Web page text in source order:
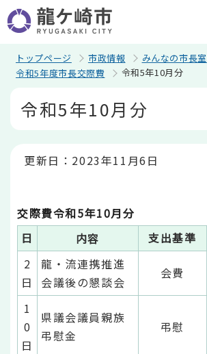
の
ペ
トップページ 市政情報 みんなの市長室
令和5年度市長交際費
令和5年10月分
令和5年10月分
更新日：2023年11月6日
交際費令和5年10月分
日
内容 支出基準
2
日
龍・流連携推進
会議後の懇談会
会費
1
0
日
県議会議員親族
弔慰金
弔慰